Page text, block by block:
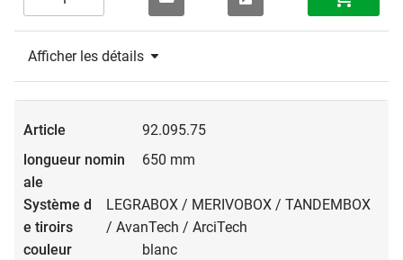
Afficher les détails
92.095.75
650 mm
LEGRABOX / MERIVOBOX / TANDEMBOX
/ AvanTech / ArciTech
blanc